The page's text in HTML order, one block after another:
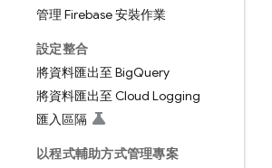
管理 Firebase 安裝作業
設定整合
將資料匯出至 BigQuery
將資料匯出至 Cloud Logging
匯入區隔
以程式輔助方式管理專案